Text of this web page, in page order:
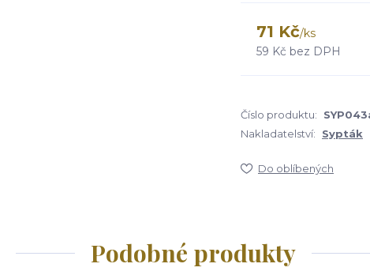
71 Kč/ks
59 Kč bez DPH
Číslo produktu:
Nakladatelství:
Sypták
Do oblíbených
Podobné produkty